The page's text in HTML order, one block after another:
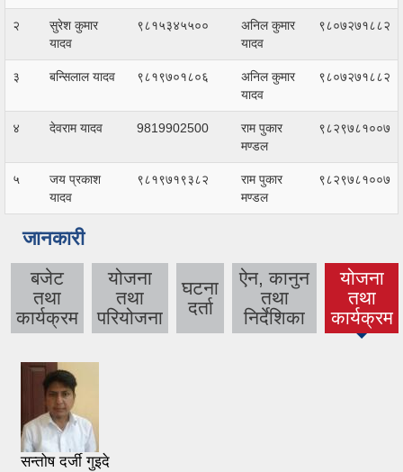
२
सुरेश कुमार
यादव
९८१५३४५५००
अनिल कुमार
यादव
९८०७२७१८८२
३ बन्सिलाल यादव ९८१९७०१८०६
अनिल कुमार
यादव
९८०७२७१८८२
४ देवराम यादव 9819902500
राम पुकार
मण्डल
९८२९७८१००७
५
जय प्रकाश
यादव
९८१९७१९३८२
राम पुकार
मण्डल
९८२९७८१००७
जानकारी
बजेट
तथा
कार्यक्रम
योजना
तथा
परियोजना
घटना
दर्ता
ऐन, कानुन
तथा
निर्देशिका
योजना
तथा
कार्यक्रम
सन्तोष दर्जी गुइदे